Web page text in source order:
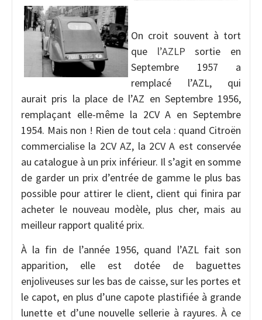
On croit souvent à tort
que l’AZLPsortie en
Septembre 1957 a
remplacé l’AZL, qui
aurait pris la place de l’AZ en Septembre 1956,
remplaçant elle-même la 2CV A en Septembre
1954. Mais non ! Rien de tout cela : quand Citroën
commercialise la 2CV AZ, la 2CV A est conservée
au catalogue à un prix inférieur. Il s’agit en somme
de garder un prix d’entrée de gamme le plus bas
possible pour attirer le client, client qui finira par
acheter le nouveau modèle, plus cher, mais au
meilleur rapport qualité prix.
À la fin de l’année 1956, quand l’AZL fait son
apparition, elle est dotée de baguettes
enjoliveuses sur les bas de caisse, sur les portes et
le capot, en plus d’une capote plastifiée à grande
lunette et d’une nouvelle sellerie à rayures. À ce